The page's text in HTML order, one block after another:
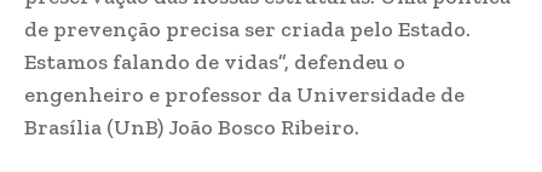
de prevenção precisa ser criada pelo Estado.
Estamos falando de vidas”, defendeu o
engenheiro e professor da Universidade de
Brasília (UnB) João Bosco Ribeiro.